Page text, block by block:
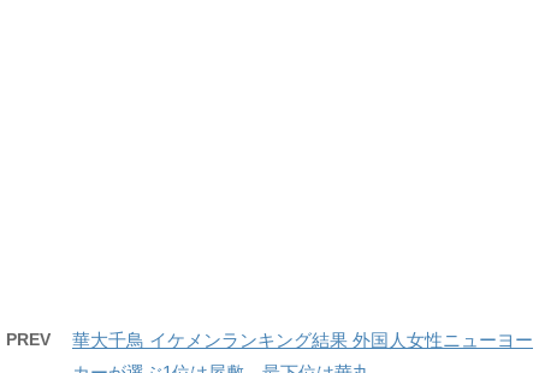
PREV
華大千鳥 イケメンランキング結果 外国人女性ニューヨー